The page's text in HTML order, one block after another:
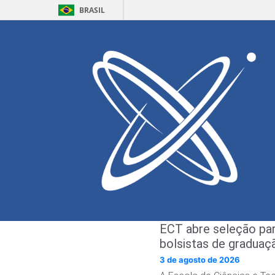
BRASIL
Seleção de
Inscriçõesde 26/02/
A disicplina de
quatro vagas
Na seleção será
realização de entrevista.
As inscrições podem
ECT abre seleção
bolsistas de
3 de agosto de 2026